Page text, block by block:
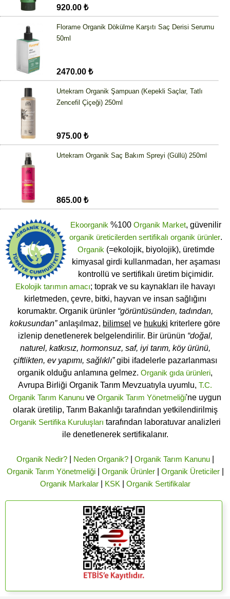
920.00 ₺
Florame Organik Dökülme Karşıtı Saç Derisi Serumu
50ml
2470.00 ₺
Urtekram Organik Şampuan (Kepekli Saçlar, Tatlı
Zencefil Çiçeği) 250ml
975.00 ₺
Urtekram Organik Saç Bakım Spreyi (Güllü) 250ml
865.00 ₺
Ekoorganik %100 Organik Market, güvenilir
organik üreticilerden sertifikalı organik ürünler.
Organik (=ekolojik, biyolojik), üretimde
kimyasal girdi kullanmadan, her aşaması
kontrollü ve sertifikalı üretim biçimidir.
Ekolojik tarımın amacı; toprak ve su kaynakları ile havayı
kirletmeden, çevre, bitki, hayvan ve insan sağlığını
korumaktır. Organik ürünler “görüntüsünden, tadından,
kokusundan”anlaşılmaz, bilimsel ve hukuki kriterlere göre
izlenip denetlenerek belgelendirilir. Bir ürünün “doğal,
naturel, katkısız, hormonsuz, saf, iyi tarım, köy ürünü,
çiftlikten, ev yapımı, sağlıklı”gibi ifadelerle pazarlanması
organik olduğu anlamına gelmez. Organik gıda ürünleri,
Avrupa Birliği Organik Tarım Mevzuatıyla uyumlu, T.C.
Organik Tarım Kanunu ve Organik Tarım Yönetmeliği'ne uygun
olarak üretilip, Tarım Bakanlığı tarafından yetkilendirilmiş
Organik Sertifika Kuruluşları tarafından laboratuvar analizleri
ile denetlenerek sertifikalanır.
Organik Nedir?| Neden Organik?| Organik Tarım Kanunu|
Organik Tarım Yönetmeliği| Organik Ürünler| Organik Üreticiler|
Organik Markalar| KSK Organik Sertifikalar